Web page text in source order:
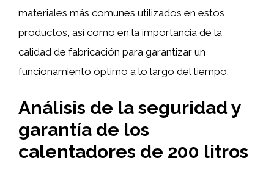
materiales más comunes utilizados en estos
productos, así como en la importancia de la
calidad de fabricación para garantizar un
funcionamiento óptimo a lo largo del tiempo.
Análisis de la seguridad y
garantía de los
calentadores de 200 litros